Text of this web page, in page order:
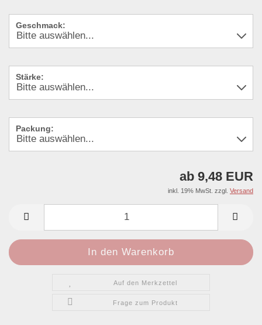
Geschmack:
Stärke:
Packung:
ab 9,48 EUR
inkl. 19% MwSt. zzgl. Versand
Auf den Merkzettel
Frage zum Produkt